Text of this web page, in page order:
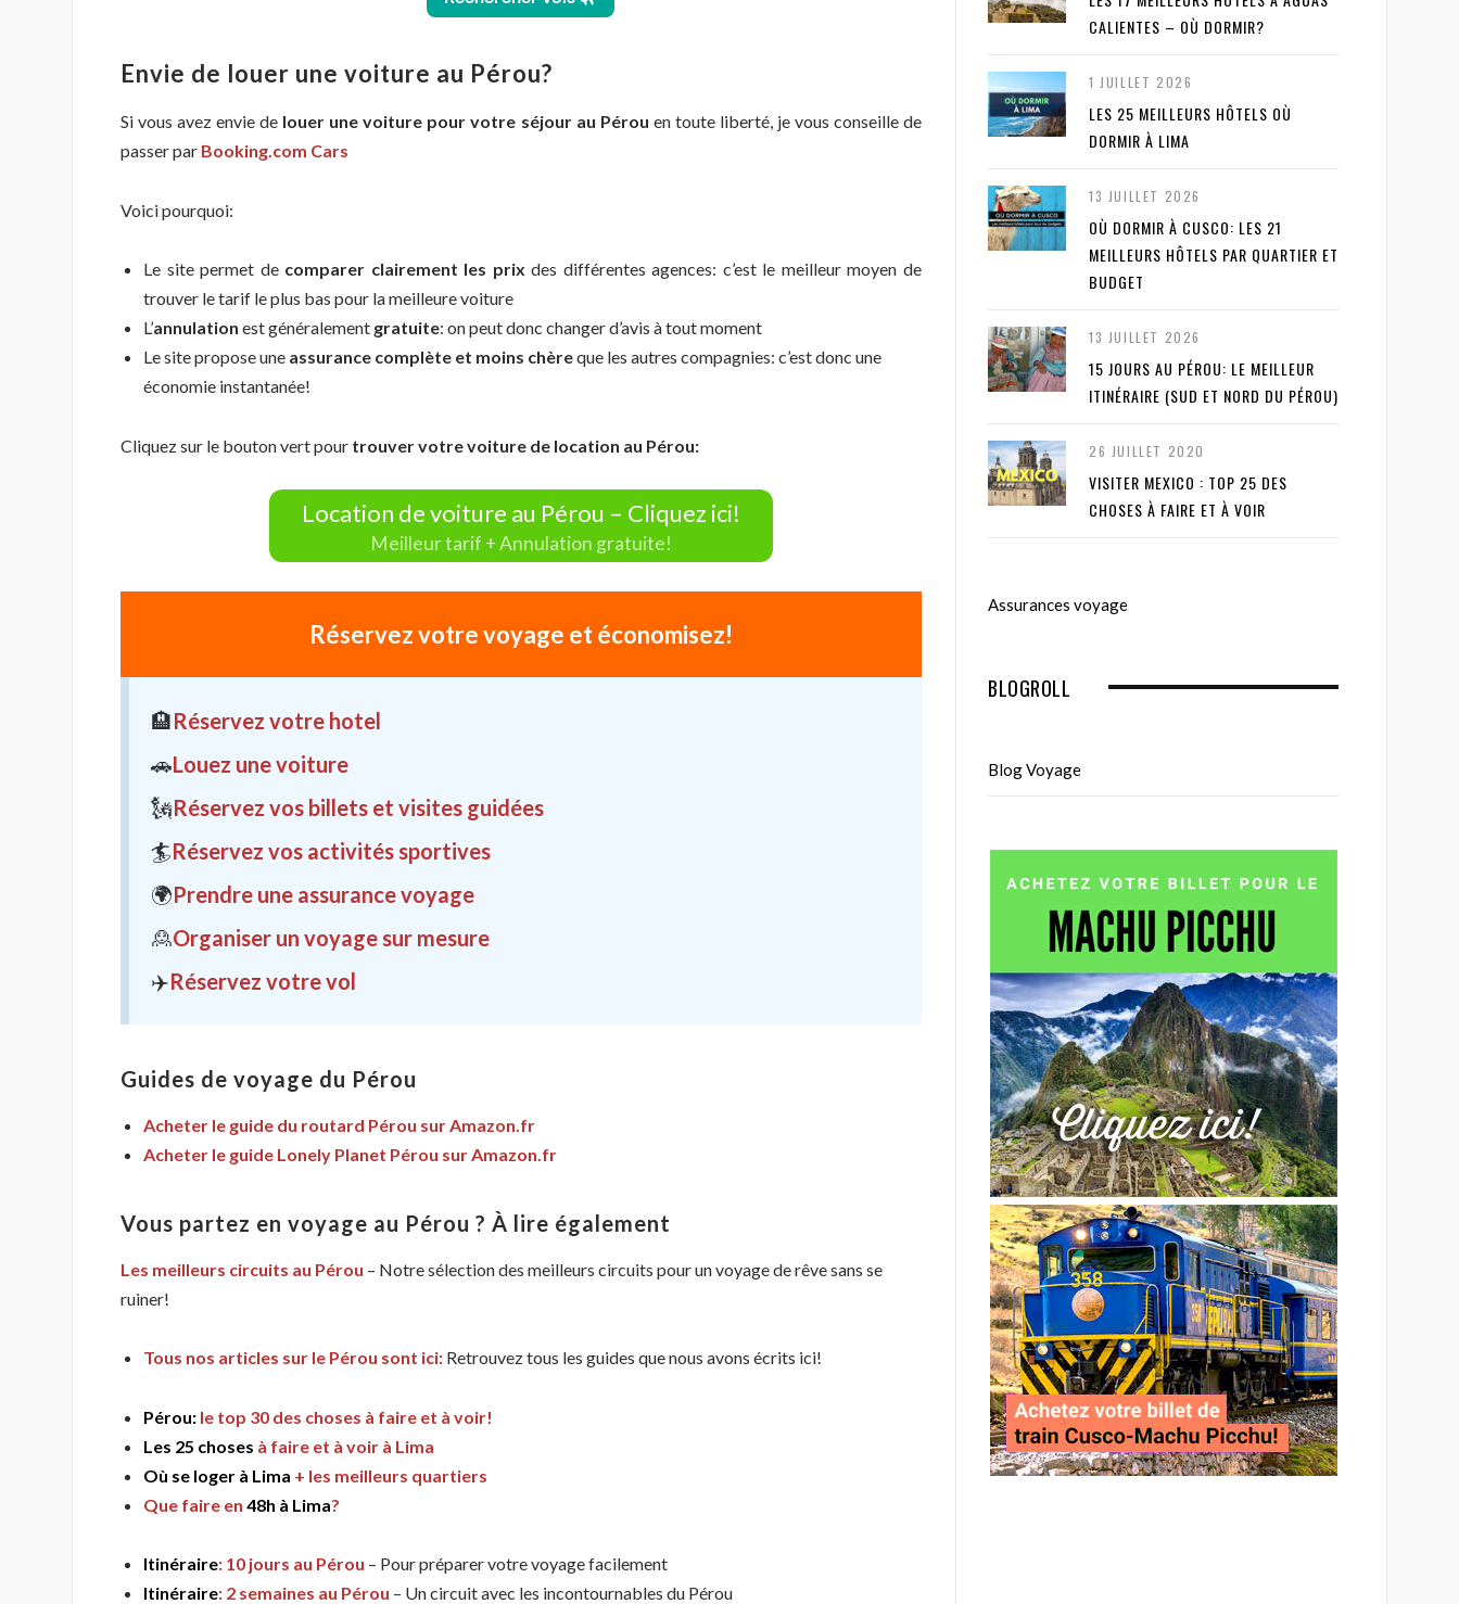
Envie de louer une voiture au Pérou?
Si vous avez envie de louer une voiture pour votre séjour au Pérou en toute liberté, je vous conseille de
passer par Booking.com Cars
Voici pourquoi:
Le site permet de comparer clairement les prix des différentes agences: c’est le meilleur moyen de
trouver le tarif le plus bas pour la meilleure voiture
L’annulation est généralement gratuite: on peut donc changer d’avis à tout moment
Le site propose une assurance complète et moins chèreque les autres compagnies: c’est donc une
économie instantanée!
Cliquez sur le bouton vert pour trouver votre voiture de location au Pérou:
Location de voiture au Pérou – Cliquez ici!
Meilleur tarif + Annulation gratuite!
Réservez votre voyage et économisez!
🏨Réservez votre hotel
🚗Louez une voiture
🗽Réservez vos billets et visites guidées
🏄Réservez vos activités sportives
🌍Prendre une assurance voyage
🙎Organiser un voyage sur mesure
✈️Réservez votre vol
Guides de voyage du Pérou
Acheter le guide du routard Pérou sur Amazon.fr
Acheter le guide Lonely Planet Pérou sur Amazon.fr
Vous partez en voyage au Pérou ? À lire également
Les meilleurs circuits au Pérou – Notre sélection des meilleurs circuits pour un voyage de rêve sans se
ruiner!
Tous nos articles sur le Pérou sont ici: Retrouvez tous les guides que nous avons écrits ici!
Pérou: le top 30 des choses à faire et à voir!
Les 25 choses à faire et à voir à Lima
Où se loger à Lima + les meilleurs quartiers
Que faire en 48h à Lima?
Itinéraire: 10 jours au Pérou – Pour préparer votre voyage facilement
Itinéraire: 2 semaines au Pérou – Un circuit avec les incontournables du Pérou
CALIENTES – OÙ DORMIR?
1 JUILLET 2026
LES 25 MEILLEURS HÔTELS OÙ
DORMIR À LIMA
13 JUILLET 2026
OÙ DORMIR À CUSCO: LES 21
MEILLEURS HÔTELS PAR QUARTIER ET
BUDGET
13 JUILLET 2026
15 JOURS AU PÉROU: LE MEILLEUR
ITINÉRAIRE (SUD ET NORD DU PÉROU)
26 JUILLET 2020
VISITER MEXICO : TOP 25 DES
CHOSES À FAIRE ET À VOIR
Assurances voyage
BLOGROLL
Blog Voyage